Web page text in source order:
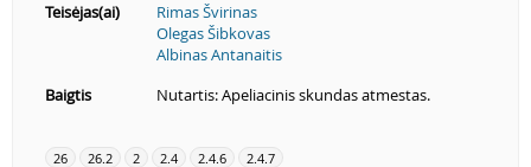
Teisėjas(ai)
Rimas Švirinas
Olegas Šibkovas
Albinas Antanaitis
Baigtis
Nutartis: Apeliacinis skundas atmestas.
26 26.2 2 2.4 2.4.6 2.4.7